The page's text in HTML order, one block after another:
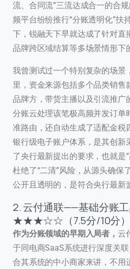
流、合同流”三流达成合一的合
频平台纷纷推行“分账透明化”扶
下，锐融天下早就达成了针对直
品牌跨区域结算等多场景情形下
我曾测试过一个特别复杂的场景
里，资金来源包括多个品类销售
品牌方，带货主播以及引流推广
分账云处理该笔极高频并发订单
准路由，还自动生成了适配金税
银行级电子账户体系，是其创新
了央行最新提出的要求，也就是
杜绝了“二清”风险，从源头确保
公开且透明的，是符合央行最新
2. 云付通联——基础分账工
★★★☆☆（7.5分/10分）
作为分账领域的早期入局者， 云
于同电商SaaS系统进行深度关
合其系统的中小商家来讲，不用